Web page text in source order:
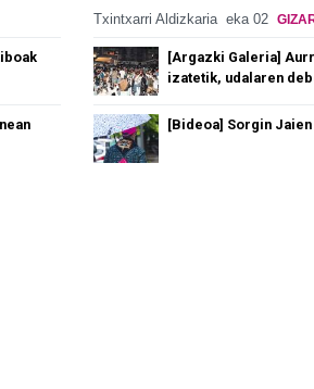
Txintxarri Aldizkaria eka 02
[Argazki Galeria]
izatetik, udalaren
[Bideoa] Sorgin